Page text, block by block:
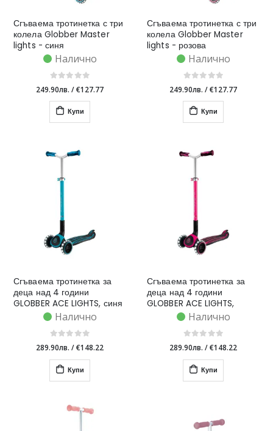
Сгъваема тротинетка с три
колела Globber Master
lights - синя
Налично
249.90лв. /€127.77
Купи
Сгъваема тротинетка с три
колела Globber Master
lights - розова
Налично
249.90лв. /€127.77
Купи
Сгъваема тротинетка за
деца над 4 години
GLOBBER ACE LIGHTS, синя
Налично
289.90лв. /€148.22
Купи
Сгъваема тротинетка за
деца над 4 години
GLOBBER ACE LIGHTS,
Налично
289.90лв. /€148.22
Купи